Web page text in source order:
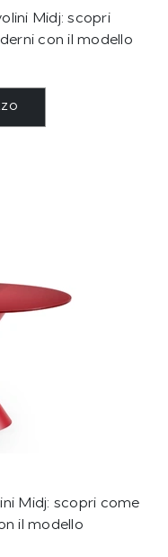
Midj: scopri
con il modello
Midj: scopri come
il modello